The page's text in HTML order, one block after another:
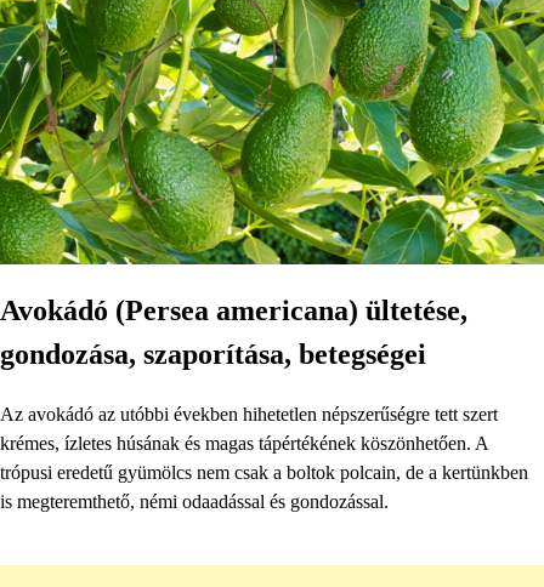
Avokádó (Persea americana) ültetése,
gondozása, szaporítása, betegségei
Az avokádó az utóbbi években hihetetlen népszerűségre tett szert
krémes, ízletes húsának és magas tápértékének köszönhetően. A
trópusi eredetű gyümölcs nem csak a boltok polcain, de a kertünkben
is megteremthető, némi odaadással és gondozással.